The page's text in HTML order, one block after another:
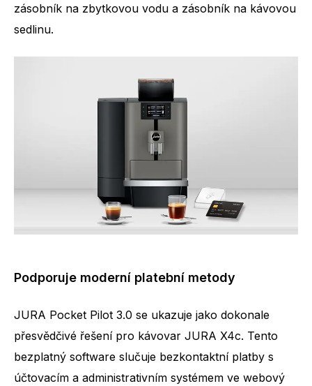
zásobník na zbytkovou vodu a zásobník na kávovou
sedlinu.
Podporuje moderní platební metody
JURA Pocket Pilot 3.0 se ukazuje jako dokonale
přesvědčivé řešení pro kávovar JURA X4c. Tento
bezplatný software slučuje bezkontaktní platby s
účtovacím a administrativním systémem ve webový